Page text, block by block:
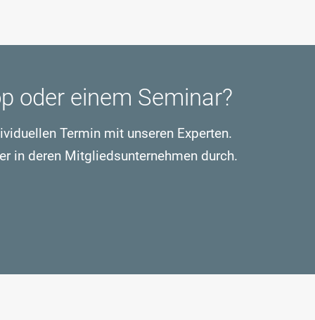
oder einem Seminar?
Termin mit unseren Experten.
in deren Mitgliedsunternehmen durch.